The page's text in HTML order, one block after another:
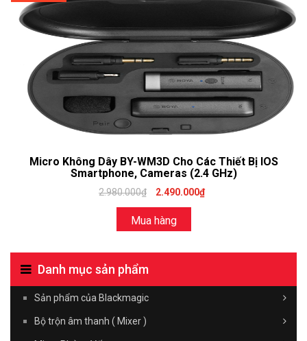
Micro Không Dây BY-WM3D Cho Các Thiết Bị IOS
Smartphone, Cameras (2.4 GHz)
2.980.000₫ 2.490.000₫
Mua hàng
Danh mục sản phẩm
Sản phẩm của Blackmagic
Bộ trộn âm thanh ( Mixer )